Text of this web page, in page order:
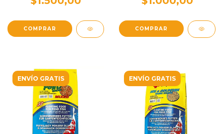
ENVÍO GRATIS ENVÍO GRATIS